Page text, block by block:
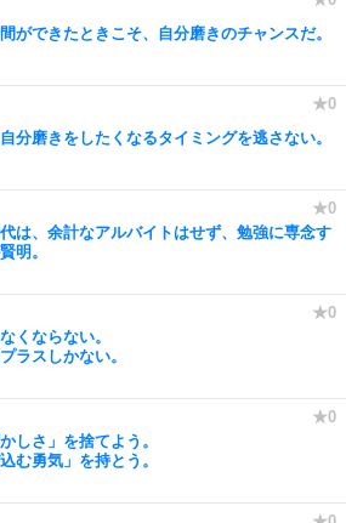
ができたときこそ、自分磨きのチャンスだ。
分磨きをしたくなるタイミングを逃さない。
は、余計なアルバイトはせず、勉強に専念す
明。
くならない。
ラスしかない。
かしさ」を捨てよう。
込む勇気」を持とう。